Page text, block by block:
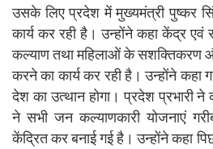
उसके लिए प्रदेश में मुख्यमंत्री पुष्कर
कार्य कर रही है। उन्होंने कहा केंद्र एवं
कल्याण तथा महिलाओं के सशक्तिकरण
करने का कार्य कर रही है। उन्होंने कहा
देश का उत्थान होगा। प्रदेश प्रभारी
ने सभी जन कल्याणकारी योजनाएं
केंद्रित कर बनाई गई है। उन्होंने कहा